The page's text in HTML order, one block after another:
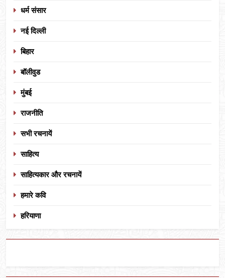
धर्म संसार
नई दिल्ली
बिहार
बॉलीवुड
मुंबई
राजनीति
सभी रचनायें
साहित्य
साहित्यकार और रचनायें
हमारे कवि
हरियाणा